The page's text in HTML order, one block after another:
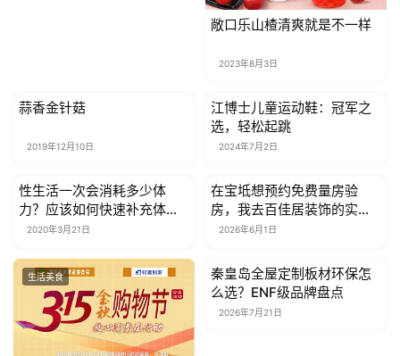
敞口乐山楂清爽就是不一样
2023年8月3日
生活美食
蒜香金针菇
2019年12月10日
生活美食
江博士儿童运动鞋：冠军之
选，轻松起跳
2024年7月2日
生活美食
性生活一次会消耗多少体
力？应该如何快速补充体
力？
2020年3月21日
生活美食
在宝坻想预约免费量房验
房，我去百佳居装饰的实体
店探了探
2026年6月1日
生活美食 生活美食
秦皇岛全屋定制板材环保怎
么选？ENF级品牌盘点
2026年7月21日